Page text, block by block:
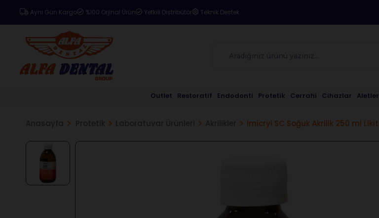
Aynı Gün Kargo %100 Orjinal Ürün Yetkili Distribütör Teknik Destek
Outlet Restoratif Endodonti Protetik Cerrahi Cihazlar Aletler
Imicryl SC Soğuk Akrilik 250 ml Likit